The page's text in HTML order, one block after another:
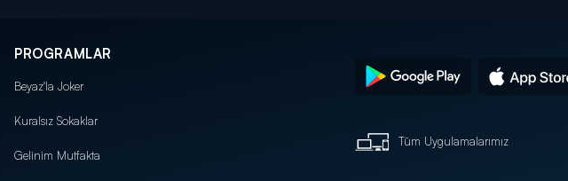
PROGRAMLAR
Beyaz'la Joker
Kuralsız Sokaklar
Gelinim Mutfakta
Tüm Uygulamalarımız